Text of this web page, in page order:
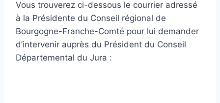
Vous trouverez ci-dessous le courrier adressé
à la Présidente du Conseil régional de
Bourgogne-Franche-Comté pour lui demander
d’intervenir auprès du Président du Conseil
Départemental du Jura :